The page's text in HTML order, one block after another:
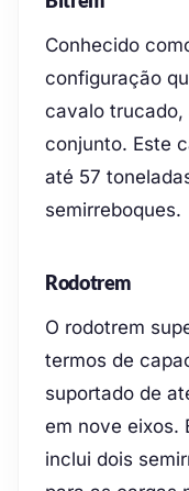
Conhecido
configuração
cavalo trucado,
conjunto. Este
até 57
semirreboques.
Rodotrem
O rodotrem
termos de
suportado de
em nove eixos.
inclui dois